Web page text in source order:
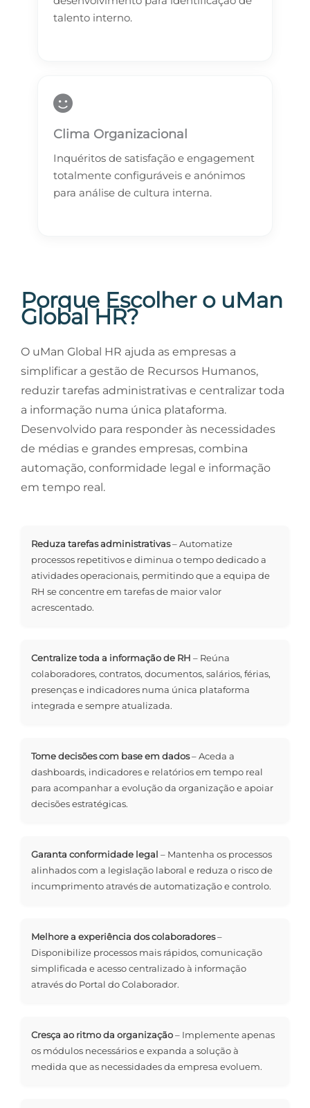
talento interno.
Clima Organizacional
Inquéritos de satisfação e engagement
totalmente configuráveis e anónimos
para análise de cultura interna.
Porque Escolher o uMan
Global HR?
O uMan Global HR ajuda as empresas a
simplificar a gestão de Recursos Humanos,
reduzir tarefas administrativas e centralizar toda
a informação numa única plataforma.
Desenvolvido para responder às necessidades
de médias e grandes empresas, combina
automação, conformidade legal e informação
em tempo real.
Reduza tarefas administrativas– Automatize
processos repetitivos e diminua o tempo dedicado a
atividades operacionais, permitindo que a equipa de
RH se concentre em tarefas de maior valor
acrescentado.
Centralize toda a informação de RH – Reúna
colaboradores, contratos, documentos, salários, férias,
presenças e indicadores numa única plataforma
integrada e sempre atualizada.
Tome decisões com base em dados– Aceda a
dashboards, indicadores e relatórios em tempo real
para acompanhar a evolução da organização e apoiar
decisões estratégicas.
Garanta conformidade legal – Mantenha os processos
alinhados com a legislação laboral e reduza o risco de
incumprimento através de automatização e controlo.
Melhore a experiência dos colaboradores–
Disponibilize processos mais rápidos, comunicação
simplificada e acesso centralizado à informação
através do Portal do Colaborador.
Cresça ao ritmo da organização– Implemente apenas
os módulos necessários e expanda a solução à
medida que as necessidades da empresa evoluem.